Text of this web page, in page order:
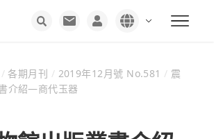
/各期月刊 / 2019年12月號 No.581 / 震
介紹—商代玉器